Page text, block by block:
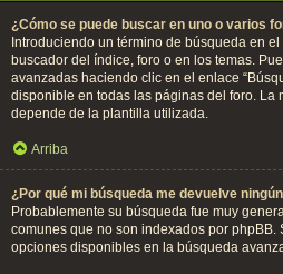
¿Cómo se puede buscar en uno o varios
Introduciendo un término de búsqueda en
buscador del índice, foro o en los temas.
avanzadas haciendo clic en el enlace
disponible en todas las páginas del foro. La
depende de la plantilla utilizada.
Arriba
¿Por qué mi búsqueda me devuelve
Probablemente su búsqueda fue muy
comunes que no son indexados por phpBB.
opciones disponibles en la búsqueda